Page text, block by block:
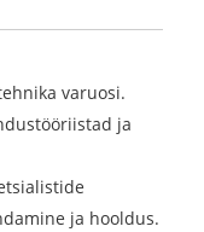
varuosi.
ja
ja hooldus.